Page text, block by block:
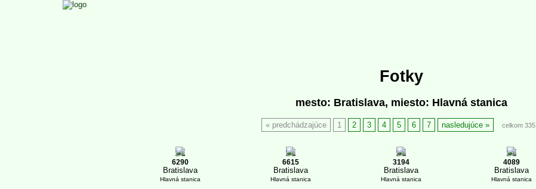
Fotky
mesto: Bratislava, miesto: Hlavná stanica
predchádzajúce 1 2 3 4 5 6 7 nasledujúce celkom 335
2
6290
Bratislava
Hlavná stanica
3
6615
Bratislava
Hlavná stanica
1
3194
Bratislava
Hlavná stanica
1
4089
Bratislava
Hlavná stanica